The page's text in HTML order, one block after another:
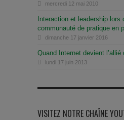
mercredi 12 mai 2010
Interaction et leadership lors
communauté de pratique en
dimanche 17 janvier 2016
Quand Internet devient l’allié
lundi 17 juin 2013
VISITEZ NOTRE CHAÎNE